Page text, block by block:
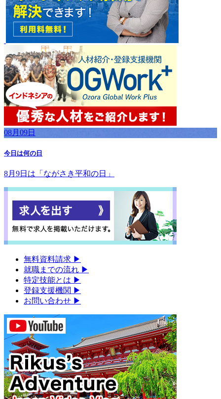
08月09日
今日は何の日
8月9日は「ながさき平和の日」
無料資料請求 ▶︎
就職までの流れ ▶︎
特定技能とは ▶︎
登録支援機関 ▶︎
お問い合わせ ▶︎